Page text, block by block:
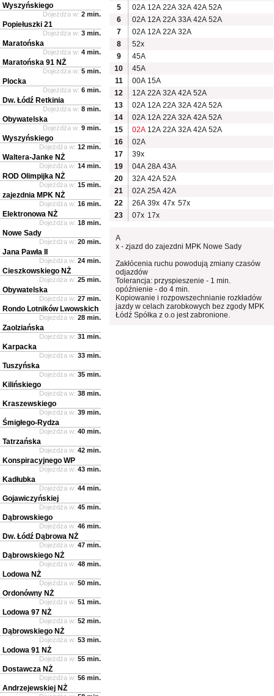
5
02A 12A 22A 32A 42A 52A
6
02A 12A 22A 33A 42A 52A
7
02A 12A 22A 32A
8
52x
9
45A
10
45A
11
00A 15A
12
12A 22A 32A 42A 52A
13
02A 12A 22A 32A 42A 52A
14
02A 12A 22A 32A 42A 52A
15
02A 12A 22A 32A 42A 52A
16
02A
17
39x
19
04A 28A 43A
20
32A 42A 52A
21
02A 25A 42A
22
26A 39x 47x 57x
23
07x 17x
A
x - zjazd do zajezdni MPK Nowe Sady
Zakłócenia ruchu powodują zmiany czasów
odjazdów
Tolerancja: przyspieszenie - 1 min.
opóźnienie - do 4 min.
Kopiowanie i rozpowszechnianie rozkładów
jazdy w celach zarobkowych bez zgody MPK
Łódź Spółka z o.o jest zabronione.
Wyszyńskiego
Dojeżdża w: 2 min.
Popiełuszki 21
Dojeżdża w: 3 min.
Maratońska
Dojeżdża w: 4 min.
Maratońska 91 NŻ
Dojeżdża w: 5 min.
Plocka
Dojeżdża w: 6 min.
Dw. Łódź Retkinia
Dojeżdża w: 8 min.
Obywatelska
Dojeżdża w: 9 min.
Wyszyńskiego
Dojeżdża w: 12 min.
Waltera-Janke NŻ
Dojeżdża w: 14 min.
ROD Olimpijka NŻ
Dojeżdża w: 15 min.
zajezdnia MPK NŻ
Dojeżdża w: 16 min.
Elektronowa NŻ
Dojeżdża w: 18 min.
Nowe Sady
Dojeżdża w: 20 min.
Jana Pawła II
Dojeżdża w: 24 min.
Cieszkowskiego NŻ
Dojeżdża w: 25 min.
Obywatelska
Dojeżdża w: 27 min.
Rondo Lotników Lwowskich
Dojeżdża w: 28 min.
Zaolziańska
Dojeżdża w: 31 min.
Karpacka
Dojeżdża w: 33 min.
Tuszyńska
Dojeżdża w: 35 min.
Kilińskiego
Dojeżdża w: 38 min.
Kraszewskiego
Dojeżdża w: 39 min.
Śmigłego-Rydza
Dojeżdża w: 40 min.
Tatrzańska
Dojeżdża w: 42 min.
Konspiracyjnego WP
Dojeżdża w: 43 min.
Kadłubka
Dojeżdża w: 44 min.
Gojawiczyńskiej
Dojeżdża w: 45 min.
Dąbrowskiego
Dojeżdża w: 46 min.
Dw. Łódź Dąbrowa NŻ
Dojeżdża w: 47 min.
Dąbrowskiego NŻ
Dojeżdża w: 48 min.
Lodowa NŻ
Dojeżdża w: 50 min.
Ordonówny NŻ
Dojeżdża w: 51 min.
Lodowa 97 NŻ
Dojeżdża w: 52 min.
Dąbrowskiego NŻ
Dojeżdża w: 53 min.
Lodowa 91 NŻ
Dojeżdża w: 55 min.
Dostawcza NŻ
Dojeżdża w: 56 min.
Andrzejewskiej NŻ